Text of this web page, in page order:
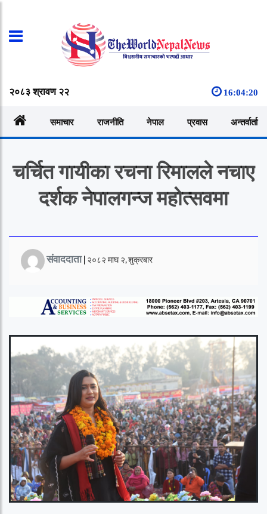
२०८३ श्रावण २२ 16:04:20
समाचार राजनीति नेपाल प्रवास अन्तर्वार्ता
चर्चित गायीका रचना रिमालले नचाए
दर्शक नेपालगन्ज महोत्सवमा
संवाददाता| २०८२ माघ २, शुक्रबार